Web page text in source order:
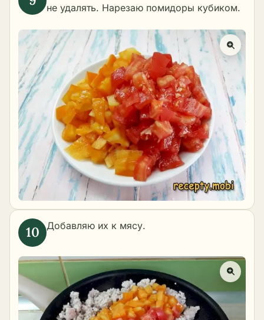
не удалять. Нарезаю помидоры кубиком.
Добавляю их к мясу.